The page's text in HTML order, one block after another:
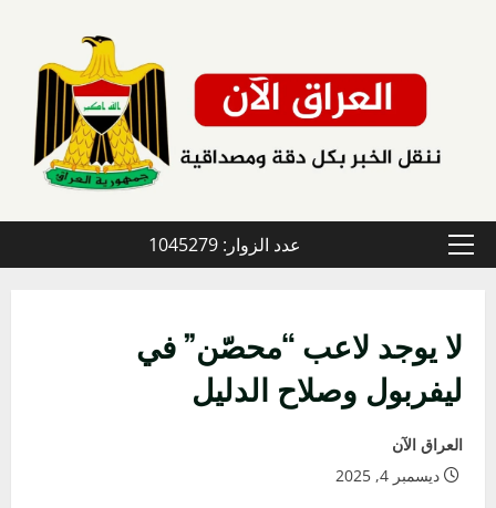
القائمة
عدد الزوار: 1045279
لا يوجد لاعب “محصّن” في
ليفربول وصلاح الدليل
العراق الآن
ديسمبر 4, 2025